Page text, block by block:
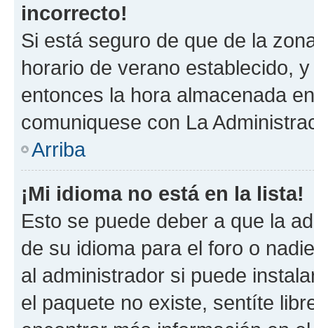
incorrecto!
Si está seguro de que de la
horario de verano establecido,
entonces la hora almacenada
comuniquese con La
Arriba
¡Mi idioma no está en la lista!
Esto se puede deber a que la
de su idioma para el foro o
al administrador si puede
el paquete no existe, sentíte